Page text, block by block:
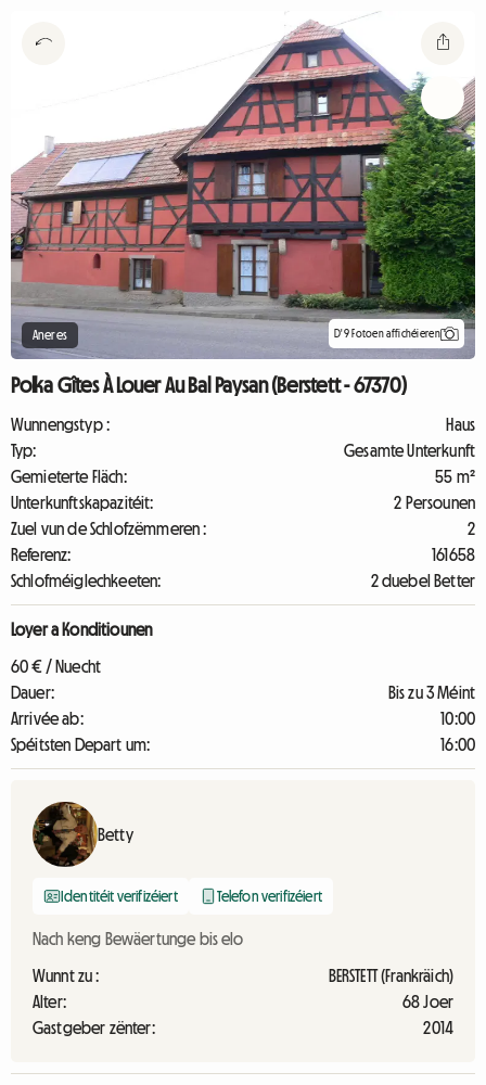
Aneres D'9 Fotoen affichéieren
Polka Gîtes À Louer Au Bal Paysan (Berstett - 67370)
Wunnengstyp :
Haus
Typ:
Gesamte Unterkunft
Gemieterte Fläch:
55 m²
Unterkunftskapazitéit:
2 Persounen
Zuel vun de Schlofzëmmeren :
2
Referenz:
161658
Schlofméiglechkeeten:
2 duebel Better
Loyer a Konditiounen
60 € / Nuecht
Dauer:
Bis zu 3 Méint
Arrivée ab:
10:00
Spéitsten Depart um:
16:00
Betty
Identitéit verifizéiert Telefon verifizéiert
Nach keng Bewäertunge bis elo
Wunnt zu :
BERSTETT (Frankräich)
Alter:
68 Joer
Gastgeber zënter:
2014